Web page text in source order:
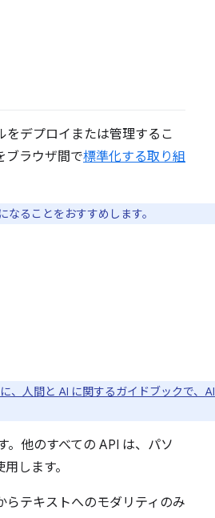
をデプロイまたは管理するこ
ブラウザ間で標準化する取り組
なることをおすすめします。
、人間と AI に関するガイドブックで、AI
他のすべての API は、パソ
します。
テキストへのモダリティのみ